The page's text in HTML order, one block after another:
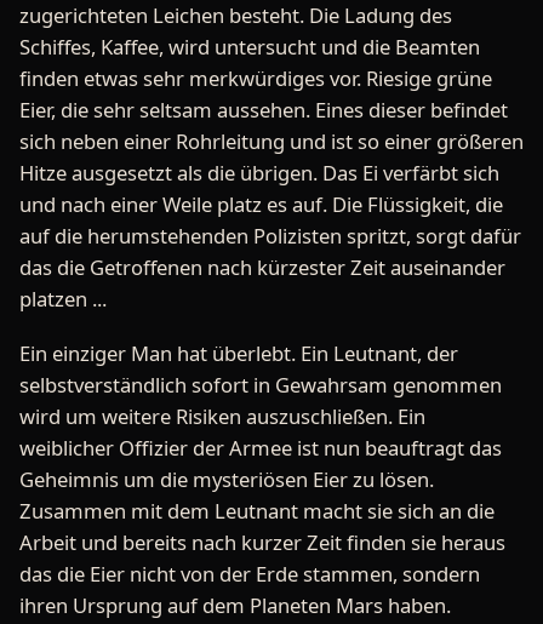
zugerichteten Leichen besteht. Die Ladung des
Schiffes, Kaffee, wird untersucht und die Beamten
finden etwas sehr merkwürdiges vor. Riesige grüne
Eier, die sehr seltsam aussehen. Eines dieser befindet
sich neben einer Rohrleitung und ist so einer größeren
Hitze ausgesetzt als die übrigen. Das Ei verfärbt sich
und nach einer Weile platz es auf. Die Flüssigkeit, die
auf die herumstehenden Polizisten spritzt, sorgt dafür
das die Getroffenen nach kürzester Zeit auseinander
platzen ...
Ein einziger Man hat überlebt. Ein Leutnant, der
selbstverständlich sofort in Gewahrsam genommen
wird um weitere Risiken auszuschließen. Ein
weiblicher Offizier der Armee ist nun beauftragt das
Geheimnis um die mysteriösen Eier zu lösen.
Zusammen mit dem Leutnant macht sie sich an die
Arbeit und bereits nach kurzer Zeit finden sie heraus
das die Eier nicht von der Erde stammen, sondern
ihren Ursprung auf dem Planeten Mars haben.